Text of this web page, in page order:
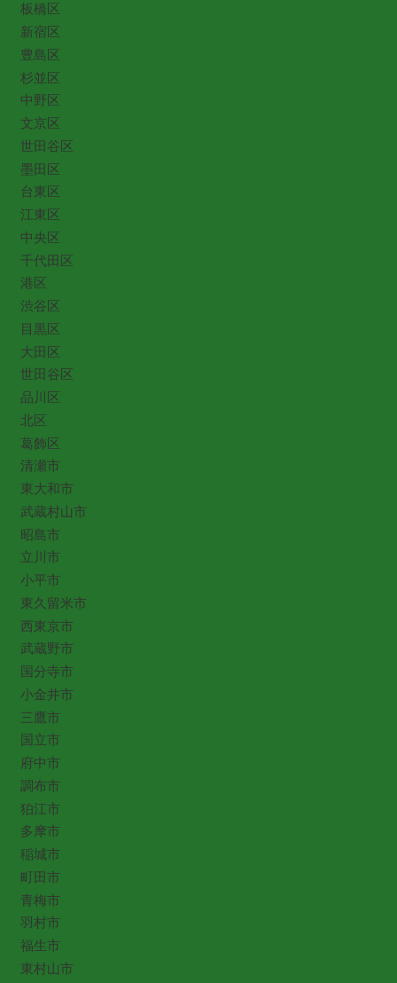
板橋区
新宿区
豊島区
杉並区
中野区
文京区
世田谷区
墨田区
台東区
江東区
中央区
千代田区
港区
渋谷区
目黒区
大田区
世田谷区
品川区
北区
葛飾区
清瀬市
東大和市
武蔵村山市
昭島市
立川市
小平市
東久留米市
西東京市
武蔵野市
国分寺市
小金井市
三鷹市
国立市
府中市
調布市
狛江市
多摩市
稲城市
町田市
青梅市
羽村市
福生市
東村山市